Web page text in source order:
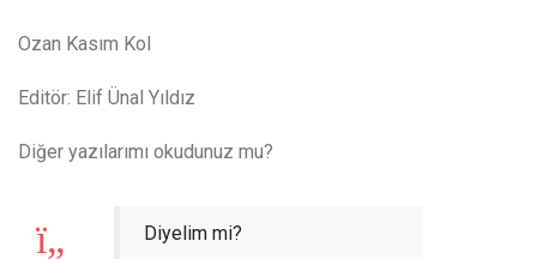
Ozan Kasım Kol
Editör: Elif Ünal Yıldız
Diğer yazılarımı okudunuz mu?
Diyelim mi?